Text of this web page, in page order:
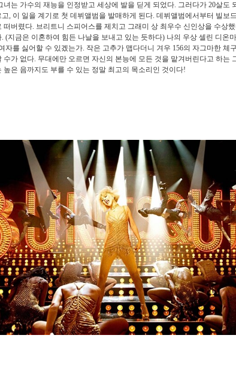
녀는 가수의 재능을 인정받고 세상에 발을 딛게 되었다. 그러다가 20살도
고, 이 일을 계기로 첫 데뷔앨범을 발매하게 된다. 데뷔앨범에서부터 빌보
떠버렸다. 브리트니 스피어스를 제치고 그래미 상 최우수 신인상을 수상
. (지금은 이혼하여 힘든 나날을 보내고 있는 듯하다) 나의 우상 셀린 디온
자를 싫어할 수 있겠는가. 작은 고추가 맵다더니 겨우 156의 자그마한 체
수가 없다. 무대에만 오르면 자신의 본능에 모든 것을 맡겨버린다고 하는
높은 음까지도 부를 수 있는 정말 최고의 목소리인 것이다!